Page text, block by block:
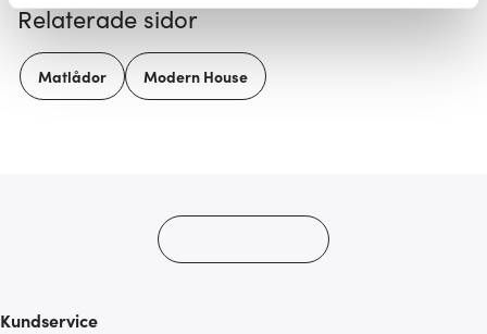
Vi använder cookies för att innehållet och annonserna
ska anpassas efter det som vi tror att du tycker om. Det
gör också att vi kan analysera vår trafik och göra
Relaterade sidor
Matlådor Modern House
Kundservice